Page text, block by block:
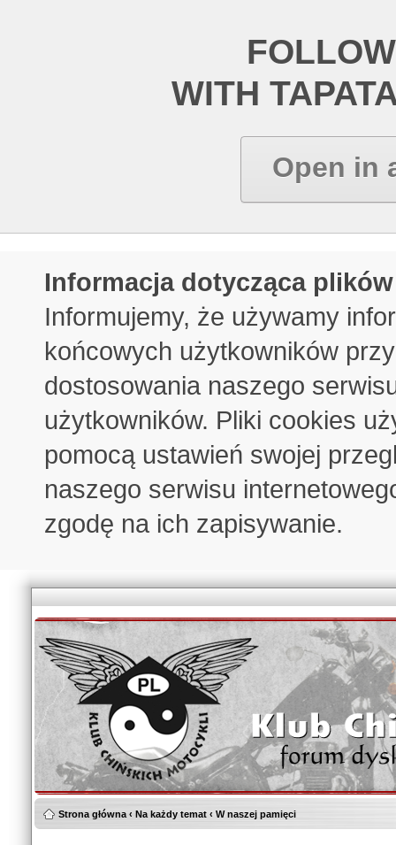
WITH
Open in
Informacja dotycząca
Informujemy, że używamy
końcowych użytkowników
dostosowania naszego
użytkowników. Pliki cookies
pomocą ustawień swojej
naszego serwisu
zgodę na ich zapisywanie.
Strona główna ‹ Na każdy temat ‹ W naszej pamięci